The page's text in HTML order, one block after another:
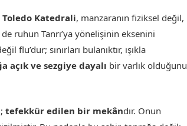
Toledo Katedrali, manzaranın fiziksel değil,
ruhun Tanrı’ya yönelişinin eksenini
sınırları bulanıktır, ışıkla
açık ve sezgiye dayalı bir varlık olduğunu
tefekkür edilen bir mekândır. Onun